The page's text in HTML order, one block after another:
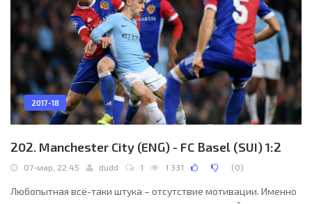
были острее, агрессивнее, креативнее. А «МЮ»
2017-18
202. Manchester City (ENG) - FC Basel (SUI) 1:2
07-мар, 22:45 dudd 1 1 331 (0)
Любопытная всё-таки штука – отсутствие мотивации. Именно